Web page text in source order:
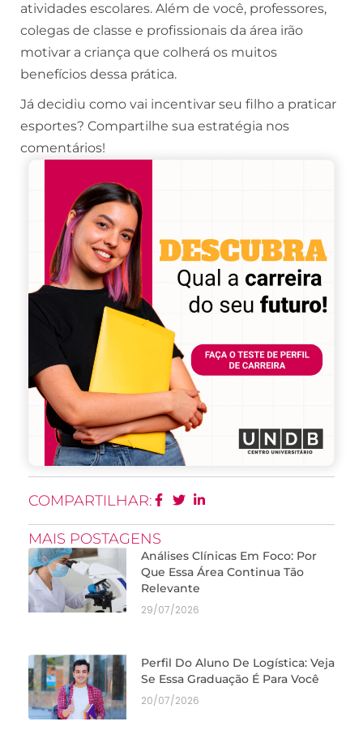
atividades escolares. Além de você, professores,
colegas de classe e profissionais da área irão
motivar a criança que colherá os muitos
benefícios dessa prática.
Já decidiu como vai incentivar seu filho a praticar
esportes? Compartilhe sua estratégia nos
comentários!
COMPARTILHAR:
MAIS POSTAGENS
Análises Clínicas Em Foco: Por
Que Essa Área Continua Tão
Relevante
29/07/2026
Perfil Do Aluno De Logística: Veja
Se Essa Graduação É Para Você
20/07/2026